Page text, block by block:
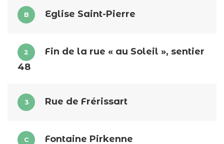
B Eglise Saint-Pierre
2
Fin de la rue « au Soleil », sentier
48
3 Rue de Frérissart
C Fontaine Pirkenne